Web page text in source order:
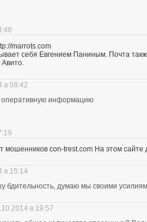
marrots.com
себя Евгением Паниным. Почта
Авито.
в 08:42
оперативную информацию
мошенников con-trest.com На этом сайте
в 15:14
бдительность, думаю мы своими
в 19:57